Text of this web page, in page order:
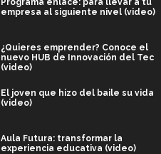
Programa enlace: para llevar a tu
empresa al siguiente nivel (video)
¿Quieres emprender? Conoce el
nuevo HUB de Innovación del Tec
(video)
El joven que hizo del baile su vida
(video)
Aula Futura: transformar la
experiencia educativa (video)